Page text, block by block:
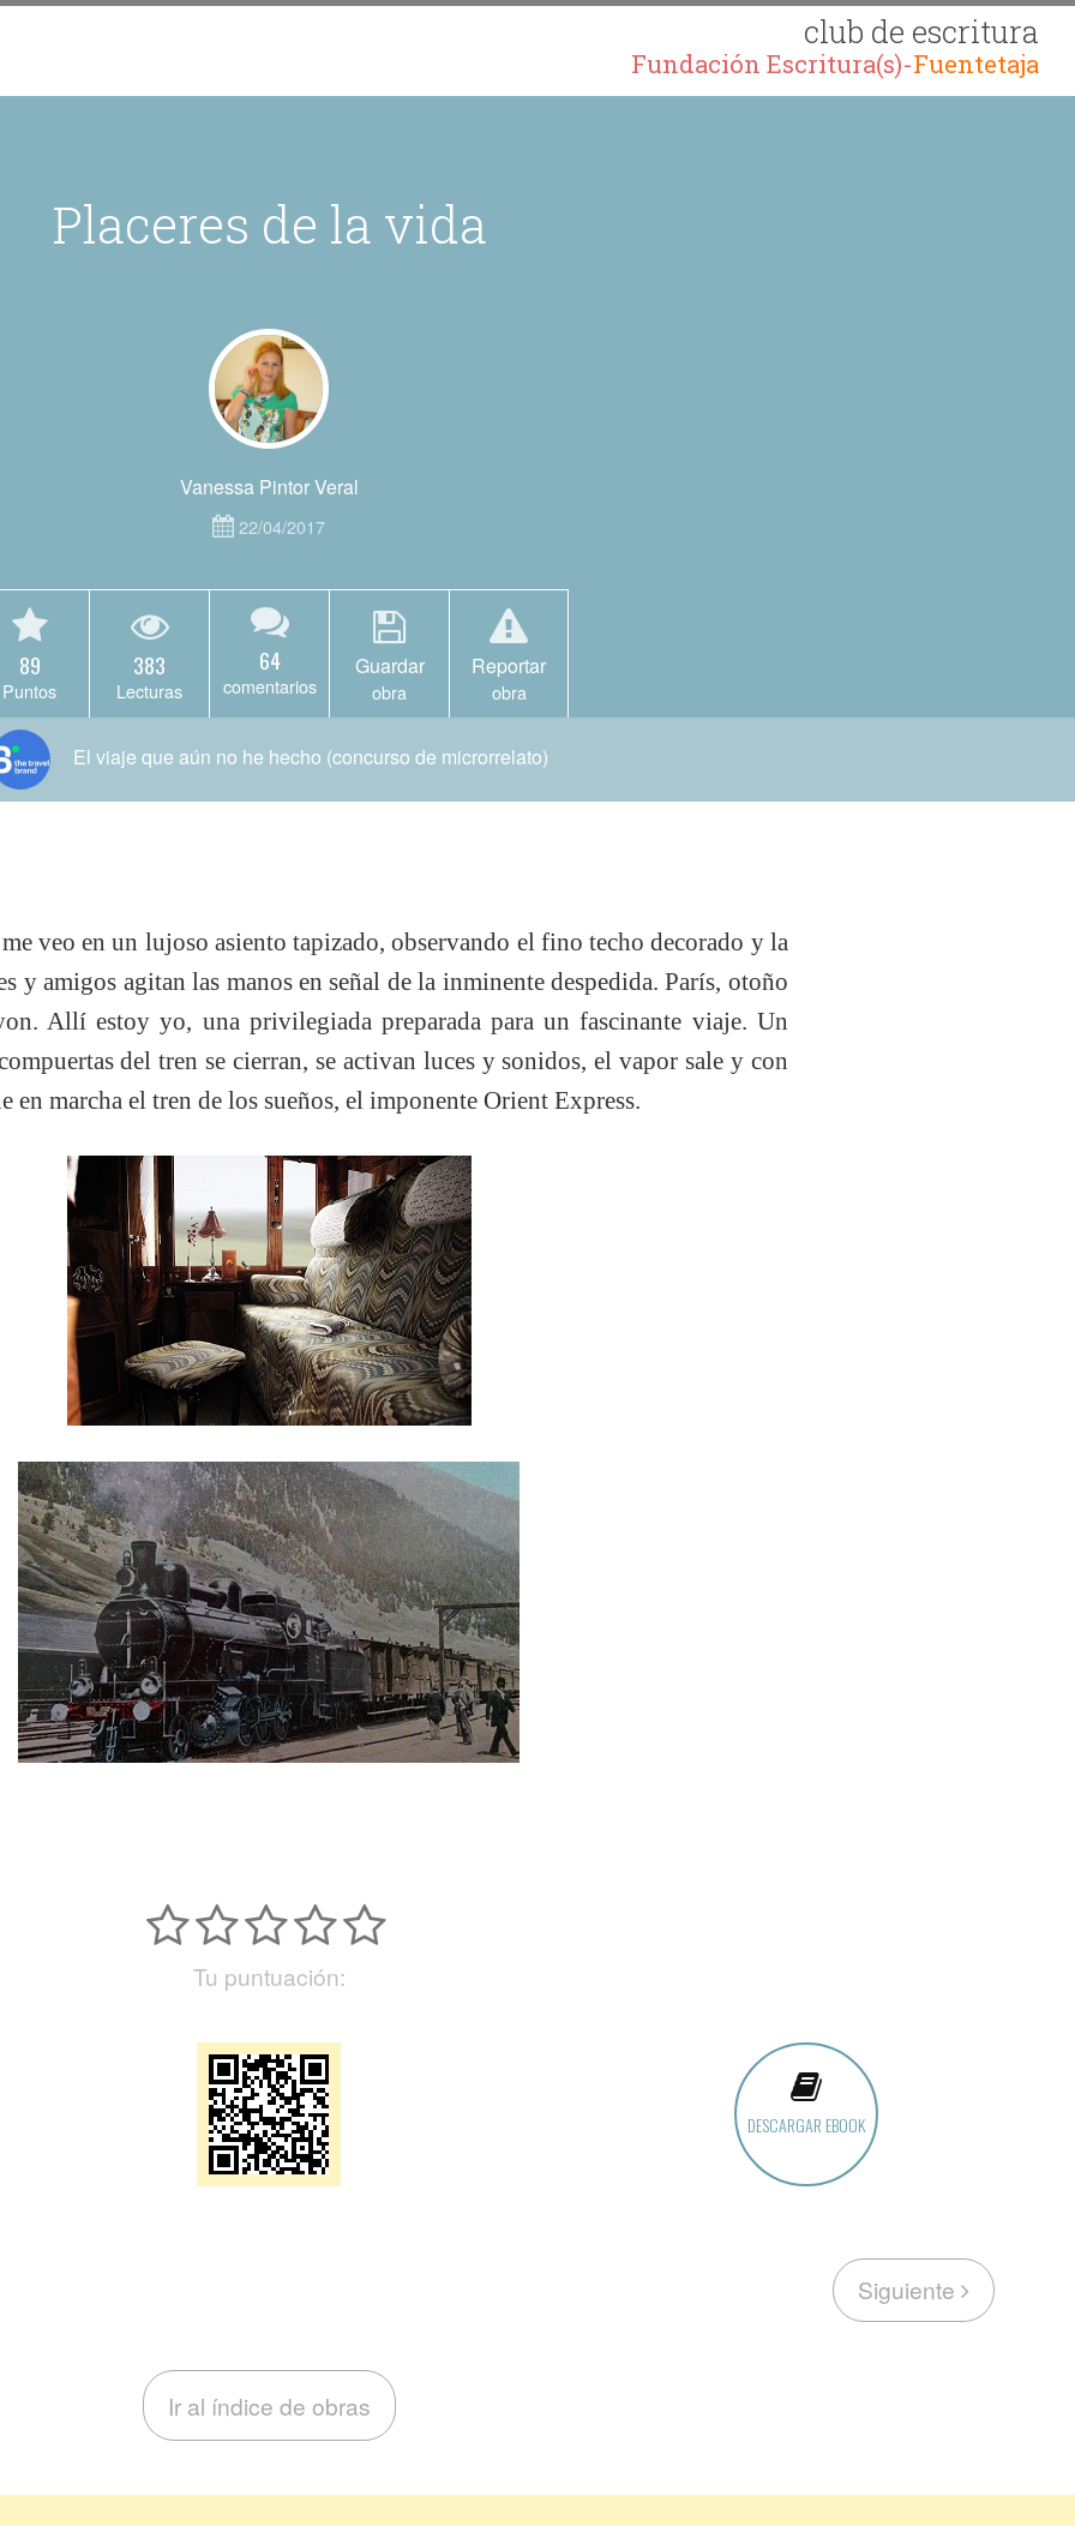
club de escritura
Fundación Escritura(s)-Fuentetaja
Placeres de la vida
Vanessa Pintor Veral
22/04/2017
89
Puntos
383
Lecturas
64
comentarios
Guardar
obra
Reportar
obra
El viaje que aún no he hecho (concurso de microrrelato)
veo en un lujoso asiento tapizado, observando el fino techo decorado y la
y amigos agitan las manos en señal de la inminente despedida. París, otoño
Allí estoy yo, una privilegiada preparada para un fascinante viaje. Un
del tren se cierran, se activan luces y sonidos, el vapor sale y con
en marcha el tren de los sueños, el imponente Orient Express.
Tu puntuación:
DESCARGAR EBOOK
Siguiente
Ir al índice de obras